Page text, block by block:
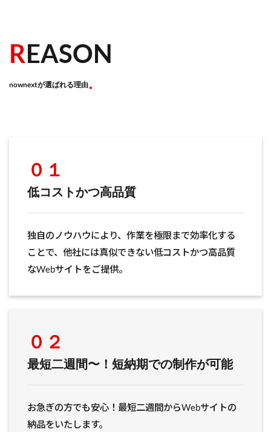
REASON
nownextが選ばれる理由
０１
低コストかつ高品質
独自のノウハウにより、作業を極限まで効率化する
ことで、他社には真似できない低コストかつ高品質
なWebサイトをご提供。
０２
最短二週間〜！短納期での制作が可能
お急ぎの方でも安心！最短二週間からWebサイトの
納品をいたします。